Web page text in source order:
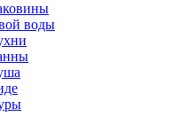
воды